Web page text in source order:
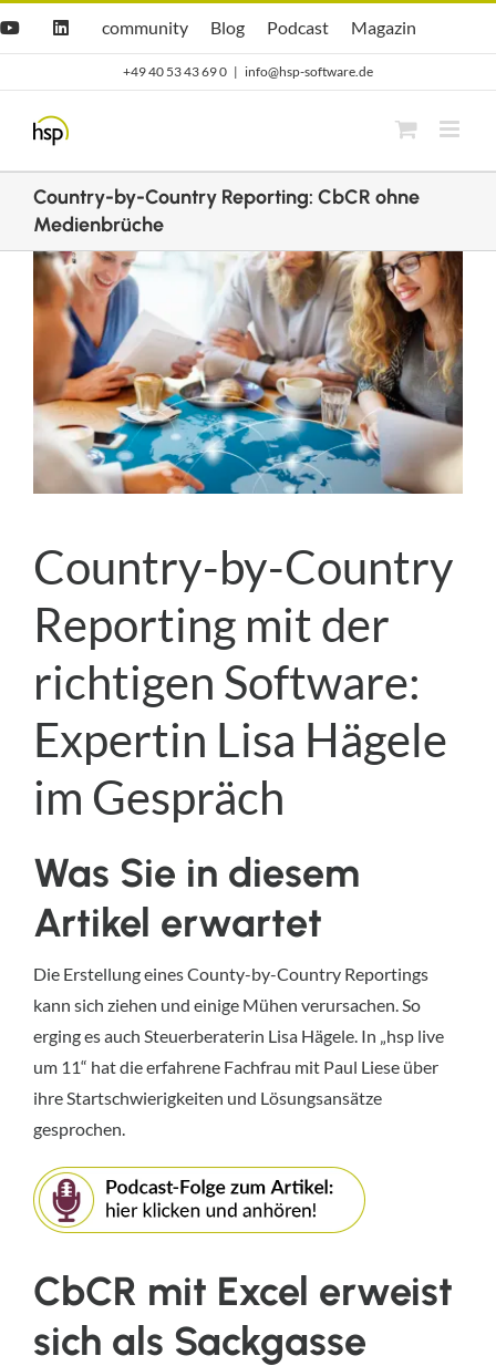
YouTubeLinkedIn
Hsp
community
community
hsp
Blog
Blog Opti.Cast
Podcast Opti.Mag
Magazin
+49 40 53 43 69 0 | info@hsp-software.de
Country-by-Country Reporting: CbCR ohne
Medienbrüche
Zeige
grösseres
Bild
Country-by-Country
Reporting mit der
richtigen Software:
Expertin Lisa Hägele
im Gespräch
Was Sie in diesem
Artikel erwartet
Die Erstellung eines County-by-Country Reportings
kann sich ziehen und einige Mühen verursachen. So
erging es auch Steuerberaterin Lisa Hägele. In „hsp live
um 11“ hat die erfahrene Fachfrau mit Paul Liese über
ihre Startschwierigkeiten und Lösungsansätze
gesprochen.
CbCR mit Excel erweist
sich als Sackgasse